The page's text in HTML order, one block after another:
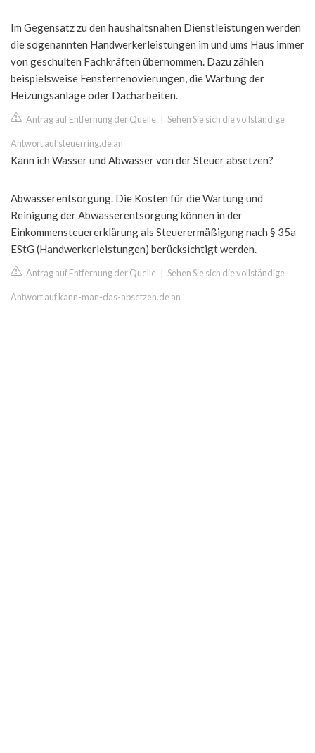
Im Gegensatz zu den haushaltsnahen Dienstleistungen werden
die sogenannten Handwerkerleistungen im und ums Haus immer
von geschulten Fachkräften übernommen. Dazu zählen
beispielsweise Fensterrenovierungen, die Wartung der
Heizungsanlage oder Dacharbeiten.
Antrag auf Entfernung der Quelle Sehen Sie sich die vollständige
Antwort auf steuerring.de an
Kann ich Wasser und Abwasser von der Steuer absetzen?
Abwasserentsorgung. Die Kosten für die Wartung und
Reinigung der Abwasserentsorgung können in der
Einkommensteuererklärung als Steuerermäßigung nach § 35a
EStG (Handwerkerleistungen) berücksichtigt werden.
Antrag auf Entfernung der Quelle Sehen Sie sich die vollständige
Antwort auf kann-man-das-absetzen.de an